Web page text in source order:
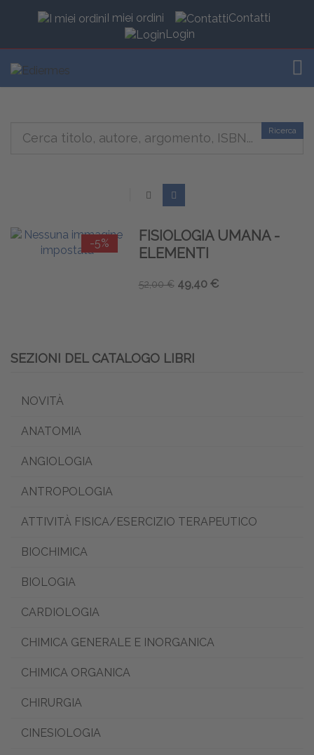
I miei ordini
Contatti
Login
Ricerca
-5%
FISIOLOGIA UMANA -
ELEMENTI
52,00 € 49,40 €
SEZIONI DEL CATALOGO LIBRI
NOVITÀ
ANATOMIA
ANGIOLOGIA
ANTROPOLOGIA
ATTIVITÀ FISICA/ESERCIZIO TERAPEUTICO
BIOCHIMICA
BIOLOGIA
CARDIOLOGIA
CHIMICA GENERALE E INORGANICA
CHIMICA ORGANICA
CHIRURGIA
CINESIOLOGIA